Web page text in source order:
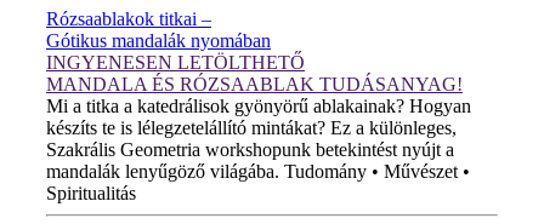
Rózsaablakok titkai –
Gótikus mandalák nyomában
INGYENESEN LETÖLTHETŐ
MANDALA ÉS RÓZSAABLAK TUDÁSANYAG!
Mi a titka a katedrálisok gyönyörű ablakainak? Hogyan
készíts te is lélegzetelállító mintákat? Ez a különleges,
Szakrális Geometria workshopunk betekintést nyújt a
mandalák lenyűgöző világába. Tudomány • Művészet •
Spiritualitás